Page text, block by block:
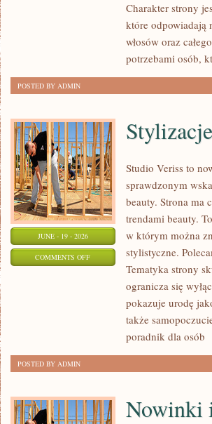
Charakter strony
które odpowiadają
włosów oraz
potrzebami osób,
POSTED BY ADMIN
JUNE - 19 - 2026
COMMENTS OFFON
STYLIZACJE
Studio Veriss to
sprawdzonym
beauty. Strona ma
trendami beauty.
w którym można
stylistyczne.
Tematyka strony
ogranicza się
pokazuje urodę
także
poradnik dla osób
POSTED BY ADMIN
Nowinki